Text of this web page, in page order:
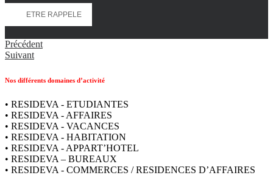
ETRE RAPPELE
Précédent
Suivant
Nos différents domaines d’activité
• RESIDEVA - ETUDIANTES
• RESIDEVA - AFFAIRES
• RESIDEVA - VACANCES
• RESIDEVA - HABITATION
• RESIDEVA - APPART’HOTEL
• RESIDEVA – BUREAUX
• RESIDEVA - COMMERCES / RESIDENCES D’AFFAIRES